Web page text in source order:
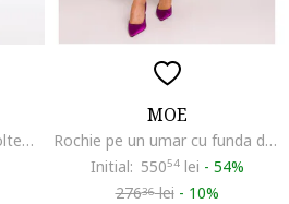
Rochie mini slim fit cu decolteu pe un umar, detaliu drapat si funda, Albastru petrol
MOE
Rochie pe un umar cu funda decorativa,
Initial: 55054lei - 54%
27636lei - 10%